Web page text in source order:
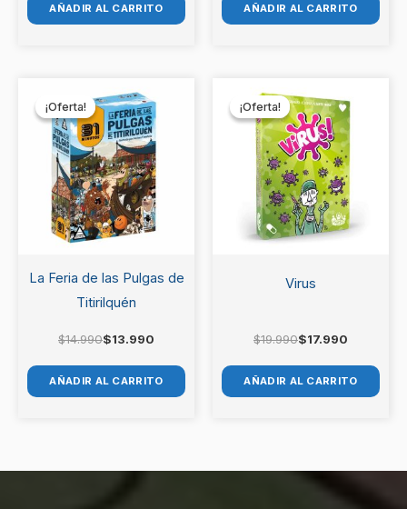
AÑADIR AL CARRITO AÑADIR AL CARRITO
¡Oferta!
¡Oferta!
La Feria de las Pulgas de
Titirilquén
$14.990
precio
original
era:
$14.990.
$13.990
precio
actual
es:
$13.990.
AÑADIR AL CARRITO
¡Oferta!
¡Oferta!
Virus
$19.990
precio
original
era:
$19.990.
$17.990
precio
actual
es:
$17.990.
AÑADIR AL CARRITO